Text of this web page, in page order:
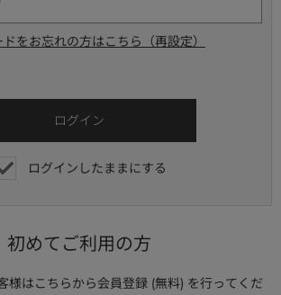
をお忘れの方はこちら（再設定）
ログインしたままにする
初めてご利用の方
様はこちらから会員登録 (無料) を行ってくだ